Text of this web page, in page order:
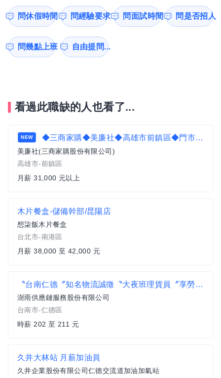
問休假時間 問經驗要求 問面試時間 問是否招人
問幾點上班 自由提問...
看過此職缺的人也看了...
NEW ◆三商家購◆美廉社◆高雄市前鎮區◆門市夥伴招募中/福利一次看◆享有季獎金+分紅◆可加LINE ID詢問職缺
美廉社(三商家購股份有限公司)
高雄市-前鎮區
月薪 31,000 元以上
木片餐盒-儲備幹部/昆陽店
想柒飯木片餐盒
台北市-南港區
月薪 38,000 至 42,000 元
〝台南仁德〞知名物流誠徵〝大夜班理貨員〞享勞健保勞退提撥
澍雨供應鏈服務股份有限公司
台南市-仁德區
時薪 202 至 211 元
久井大林站 月薪加油員
久井企業股份有限公司仁德交流道加油加氣站